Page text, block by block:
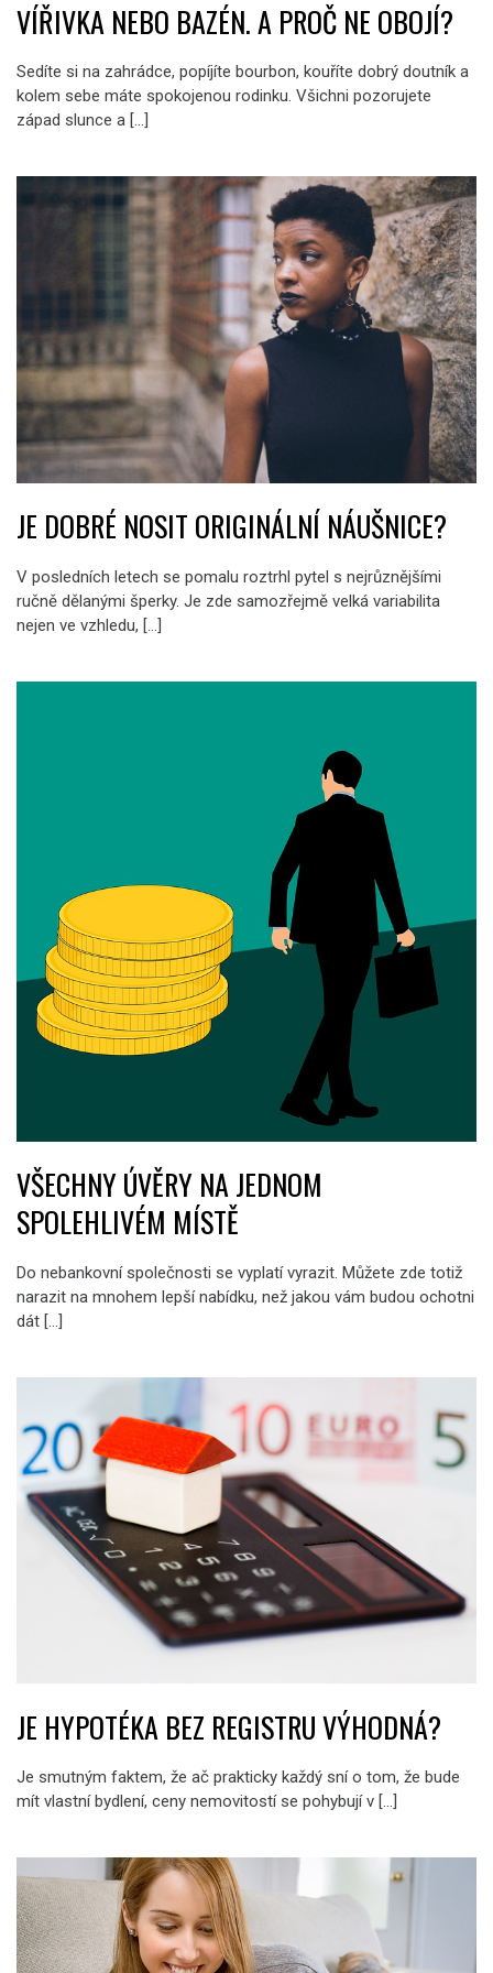
VÍŘIVKA NEBO BAZÉN. A PROČ NE OBOJÍ?
Sedíte si na zahrádce, popíjíte bourbon, kouříte dobrý doutník a
kolem sebe máte spokojenou rodinku. Všichni pozorujete
západ slunce a […]
JE DOBRÉ NOSIT ORIGINÁLNÍ NÁUŠNICE?
V posledních letech se pomalu roztrhl pytel s nejrůznějšími
ručně dělanými šperky. Je zde samozřejmě velká variabilita
nejen ve vzhledu, […]
VŠECHNY ÚVĚRY NA JEDNOM
SPOLEHLIVÉM MÍSTĚ
Do nebankovní společnosti se vyplatí vyrazit. Můžete zde totiž
narazit na mnohem lepší nabídku, než jakou vám budou ochotni
dát […]
JE HYPOTÉKA BEZ REGISTRU VÝHODNÁ?
Je smutným faktem, že ač prakticky každý sní o tom, že bude
mít vlastní bydlení, ceny nemovitostí se pohybují v […]